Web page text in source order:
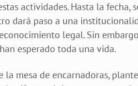
actividades. Hasta la
dará paso a una
legal. Sin
esperado toda una vida.
la mesa de encarnadoras,